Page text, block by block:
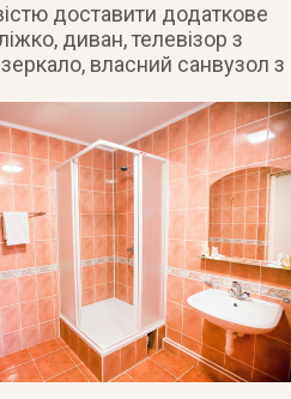
доставити додаткове
диван, телевізор з
власний санвузол з